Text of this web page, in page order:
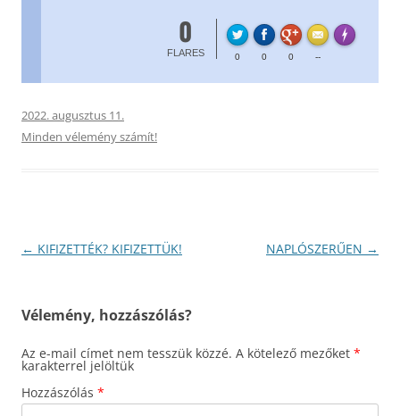
0
FLARES 0 0 0 --
Made with
2022. augusztus 11.
Minden vélemény számít!
Bejegyzés
← KIFIZETTÉK? KIFIZETTÜK! NAPLÓSZERŰEN →
Vélemény, hozzászólás?
Az e-mail címet nem tesszük közzé. A kötelező mezőket *
karakterrel jelöltük
Hozzászólás *